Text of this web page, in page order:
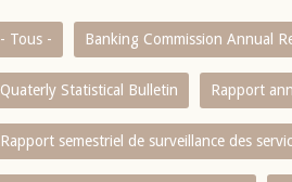
- Tous - Banking Commission Annual
Quaterly Statistical Bulletin Rapport
Rapport semestriel de surveillance des